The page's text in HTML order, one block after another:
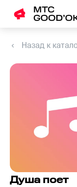
Назад к
Душа поет